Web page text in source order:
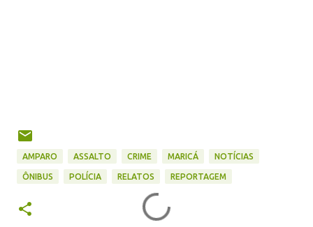
AMPARO ASSALTO CRIME MARICÁ NOTÍCIAS
ÔNIBUS POLÍCIA RELATOS REPORTAGEM